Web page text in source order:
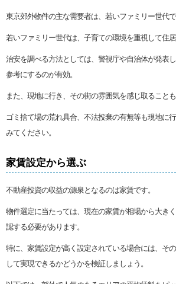
東京郊外物件の主な需要者は、若いファミリー世代で
若いファミリー世代は、子育ての環境を重視して住居
治安を調べる方法としては、警視庁や自治体が発表
参考にするのが有効。
また、現地に行き、その街の雰囲気を感じ取ることも
ゴミ捨て場の荒れ具合、不法投棄の有無等も現地に
みてください。
家賃設定から選ぶ
不動産投資の収益の源泉となるのは家賃です。
物件選定に当たっては、現在の家賃が相場から大き
認する必要があります。
特に、家賃設定が高く設定されている場合には、そ
して実現できるかどうかを検証しましょう。